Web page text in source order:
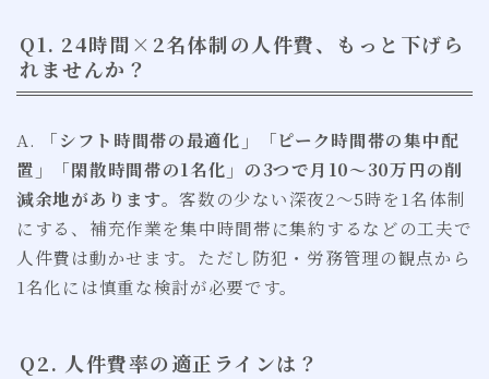
Q1. 24時間×2名体制の人件費、もっと下げら
れませんか？
A.
「シフト時間帯の最適化」「ピーク時間帯の集中配
置」「閑散時間帯の1名化」の3つで月10〜30万円の削
減余地があります。客数の少ない深夜2〜5時を1名体制
にする、補充作業を集中時間帯に集約するなどの工夫で
人件費は動かせます。ただし防犯・労務管理の観点から
1名化には慎重な検討が必要です。
Q2. 人件費率の適正ラインは？